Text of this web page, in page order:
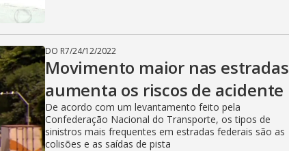
DO R7/24/12/2022
Movimento maior nas estradas
aumenta os riscos de acidente
De acordo com um levantamento feito pela
Confederação Nacional do Transporte, os tipos de
sinistros mais frequentes em estradas federais são as
colisões e as saídas de pista